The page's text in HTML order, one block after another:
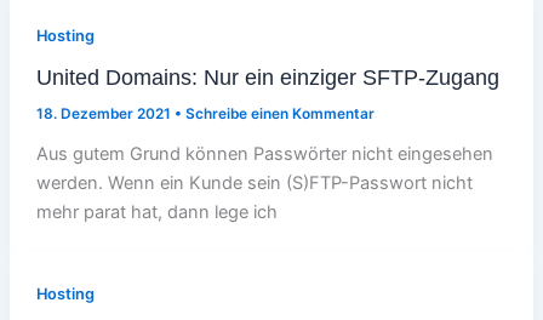
Hosting
United Domains: Nur ein einziger SFTP-Zugang
18. Dezember 2021 • Schreibe einen Kommentar
Aus gutem Grund können Passwörter nicht eingesehen
werden. Wenn ein Kunde sein (S)FTP-Passwort nicht
mehr parat hat, dann lege ich
Hosting